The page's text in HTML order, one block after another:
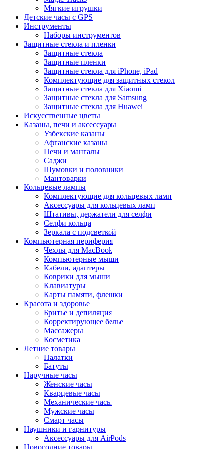
Мягкие игрушки
Детские часы с GPS
Инструменты
Наборы инструментов
Защитные стекла и пленки
Защитные стекла
Защитные пленки
Защитные стекла для iPhone, iPad
Комплектующие для защитных стекол
Защитные стекла для Xiaomi
Защитные стекла для Samsung
Защитные стекла для Huawei
Искусственные цветы
Казаны, печи и аксессуары
Узбекские казаны
Афганские казаны
Печи и мангалы
Саджи
Шумовки и половники
Мантоварки
Кольцевые лампы
Комплектующие для кольцевых ламп
Аксессуары для кольцевых ламп
Штативы, держатели для селфи
Селфи кольца
Зеркала с подсветкой
Компьютерная периферия
Чехлы для MacBook
Компьютерные мыши
Кабели, адаптеры
Коврики для мыши
Клавиатуры
Карты памяти, флешки
Красота и здоровье
Бритье и депиляция
Корректирующее белье
Массажеры
Косметика
Летние товары
Палатки
Батуты
Наручные часы
Женские часы
Кварцевые часы
Механические часы
Мужские часы
Смарт часы
Наушники и гарнитуры
Аксессуары для AirPods
Новогодние товары